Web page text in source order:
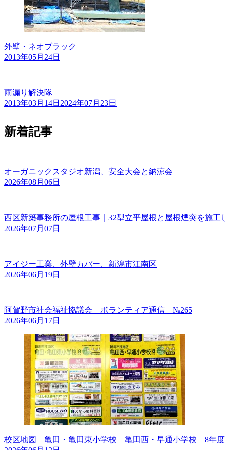
外壁・ネオブラック
2013年05月24日
雨漏り解決隊
2013年03月14日 2024年07月23日
新着記事
オーガニックスタジオ新潟、安全大会と納涼会
2026年08月06日
西区新築事務所の屋根工事｜32型立平屋根と屋根煙突を施工
2026年07月07日
アイジー工業、外壁カバー、新潟市江南区
2026年06月19日
阿賀野市社会福祉協議会 ボランティア通信 №265
2026年06月17日
校区地図 亀田・亀田東小学校 亀田西・早通小学校 8年